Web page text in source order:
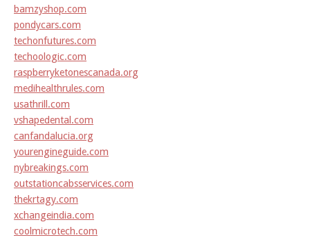
bamzyshop.com
pondycars.com
techonfutures.com
techoologic.com
raspberryketonescanada.org
medihealthrules.com
usathrill.com
vshapedental.com
canfandalucia.org
yourengineguide.com
nybreakings.com
outstationcabsservices.com
thekrtagy.com
xchangeindia.com
coolmicrotech.com